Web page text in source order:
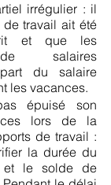
irrégulier : il
de travail ait été
et que les
salaires
du salaire
les vacances.
épuisé son
lors de la
de travail :
la durée du
le solde de